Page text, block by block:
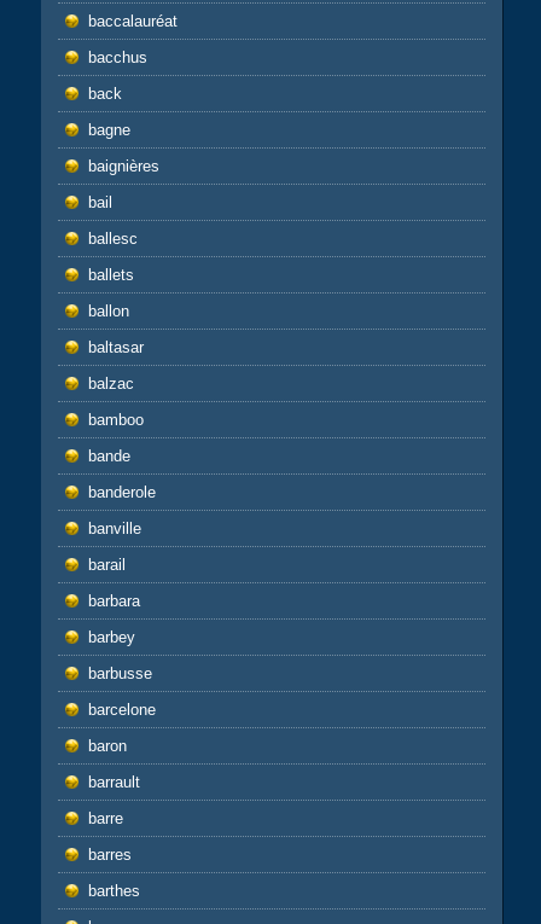
baccalauréat
bacchus
back
bagne
baignières
bail
ballesc
ballets
ballon
baltasar
balzac
bamboo
bande
banderole
banville
barail
barbara
barbey
barbusse
barcelone
baron
barrault
barre
barres
barthes